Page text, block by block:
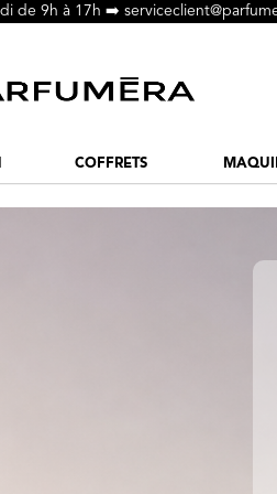
de 9h à 17h ➡️
COFFRETS